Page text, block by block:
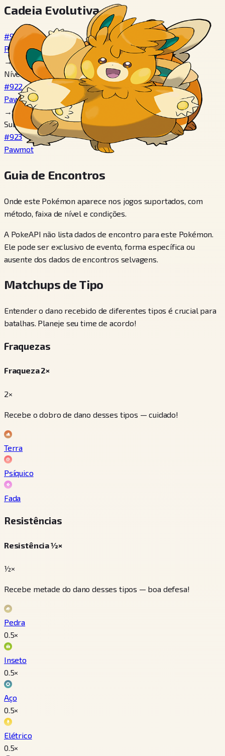
Cadeia Evolutiva
#921
Pawmi
→
Nível 18
#922
Pawmo
→
Subir de nível
#923
Pawmot
Guia de Encontros
Onde este Pokémon aparece nos jogos suportados, com
método, faixa de nível e condições.
A PokeAPI não lista dados de encontro para este Pokémon.
Ele pode ser exclusivo de evento, forma específica ou
ausente dos dados de encontros selvagens.
Matchups de Tipo
Entender o dano recebido de diferentes tipos é crucial para
batalhas. Planeje seu time de acordo!
Fraquezas
Fraqueza 2×
2×
Recebe o dobro de dano desses tipos — cuidado!
Terra
Psíquico
Fada
Resistências
Resistência ½×
½×
Recebe metade do dano desses tipos — boa defesa!
Pedra
0.5×
Inseto
0.5×
Aço
0.5×
Elétrico
0.5×